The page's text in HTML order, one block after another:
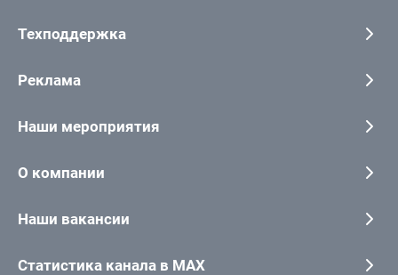
Техподдержка
Реклама
Наши мероприятия
О компании
Наши вакансии
Статистика канала в MAX